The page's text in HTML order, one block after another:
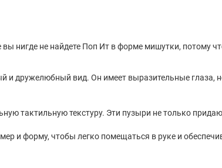
нигде не найдете Поп Ит в форме мишутки, потому
и дружелюбный вид. Он имеет выразительные глаза,
тактильную текстуру. Эти пузыри не только
и форму, чтобы легко помещаться в руке и